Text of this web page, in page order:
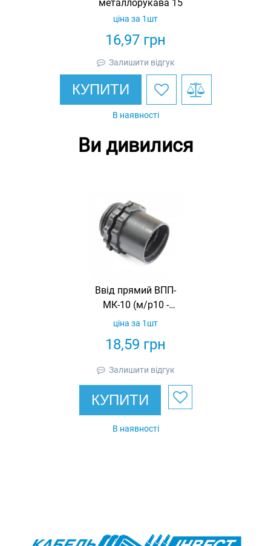
металлорукава 15
16,97 грн
ціна за 1шт
Залишити відгук
КУПИТИ
В наявності
Ви дивилися
Ввід прямий ВПП-
МК-10 (м/р10 -
коробка), ПВХ,
18,59 грн
ціна за 1шт
Залишити відгук
КУПИТИ
В наявності